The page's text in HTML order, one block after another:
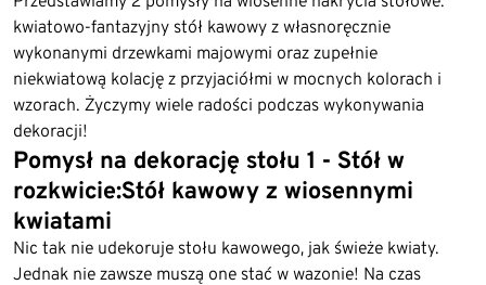
kwiatowo-fantazyjny stół kawowy z własnoręcznie
wykonanymi drzewkami majowymi oraz zupełnie
niekwiatową kolację z przyjaciółmi w mocnych kolorach i
wzorach. Życzymy wiele radości podczas wykonywania
dekoracji!
Pomysł na dekorację stołu 1 - Stół w
rozkwicie:Stół kawowy z wiosennymi
kwiatami
Nic tak nie udekoruje stołu kawowego, jak świeże kwiaty.
Jednak nie zawsze muszą one stać w wazonie! Na czas